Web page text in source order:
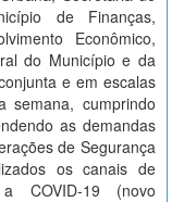
de Finanças,
Econômico,
do Município e da
e em escalas
cumprindo
as demandas
de Segurança
os canais de
COVID-19 (novo